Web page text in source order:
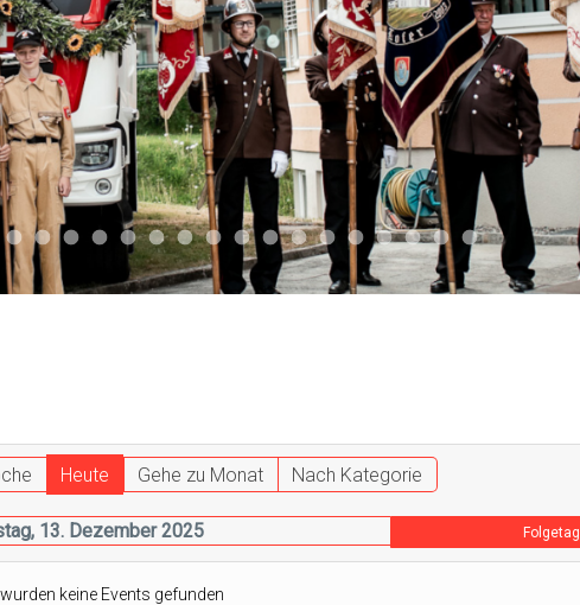
031 032
Aktuell 033
Aktuell 029
Aktuell 027
Aktuell 026
Start 013Aktuell 024
Aktuell 019
Auto 010Start 010
Start 002Auto 002Auto 009Auto 006Start 008Start 005
Start 003Start 006
Heute Gehe zu Monat Nach Kategorie
13. Dezember 2025 Folgetag
keine Events gefunden